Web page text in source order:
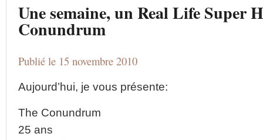
Une semaine, un Real Life Super
Conundrum
Publié le 15 novembre 2010
Aujourd’hui, je vous présente:
The Conundrum
25 ans